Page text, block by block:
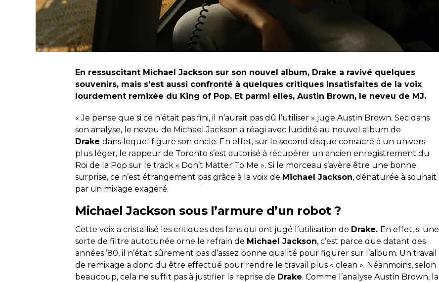
En ressuscitant Michael Jackson sur son nouvel album, Drake a ravivé quelques
souvenirs, mais s’est aussi confronté à quelques critiques insatisfaites de la voix
lourdement remixée du King of Pop. Et parmi elles, Austin Brown, le neveu de MJ.
« Je pense que si ce n’était pas fini, il n’aurait pas dû l’utiliser » juge Austin Brown. Sec dans
son analyse, le neveu de Michael Jackson a réagi avec lucidité au nouvel album de
Drake dans lequel figure son oncle. En effet, sur le second disque consacré à un univers
plus léger, le rappeur de Toronto s’est autorisé à récupérer un ancien enregistrement du
Roi de la Pop sur le track « Don’t Matter To Me ». Si le morceau s’avère être une bonne
surprise, ce n’est étrangement pas grâce à la voix de Michael Jackson, dénaturée à souhait
par un mixage exagéré.
Michael Jackson sous l’armure d’un robot ?
Cette voix a cristallisé les critiques des fans qui ont jugé l’utilisation de Drake. En effet, si une
sorte de filtre autotunée orne le refrain de Michael Jackson, c’est parce que datant des
années ’80, il n’était sûrement pas d’assez bonne qualité pour figurer sur l’album. Un travail
de remixage a donc du être effectué pour rendre le travail plus « clean ». Néanmoins, selon
beaucoup, cela ne suffit pas à justifier la reprise de Drake. Comme l’analyse Austin Brown, la